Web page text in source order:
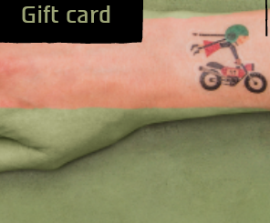
Gift card